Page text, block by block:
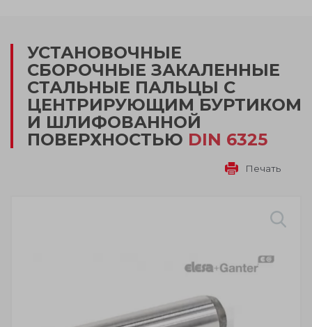
УСТАНОВОЧНЫЕ
СБОРОЧНЫЕ ЗАКАЛЕННЫЕ
СТАЛЬНЫЕ ПАЛЬЦЫ С
ЦЕНТРИРУЮЩИМ БУРТИКОМ
И ШЛИФОВАННОЙ
ПОВЕРХНОСТЬЮ DIN 6325
Печать